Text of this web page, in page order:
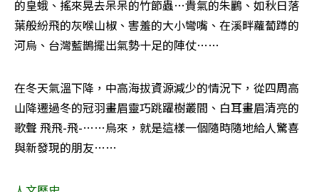
的皇蛾、搖來晃去呆呆的竹節蟲…貴氣的朱鸝、如秋日落
葉般紛飛的灰喉山椒、害羞的大小彎嘴、在溪畔蘿蔔蹲的
河烏、台灣藍鵲擺出氣勢十足的陣仗……
在冬天氣溫下降，中高海拔資源減少的情況下，從四周高
山降遷過冬的冠羽畫眉靈巧跳躍樹叢間、白耳畫眉清亮的
歌聲 飛飛-飛-……烏來，就是這樣一個隨時隨地給人驚喜
與新發現的朋友……